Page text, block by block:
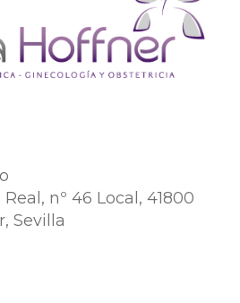
nº 46 Local, 41800
Sevilla